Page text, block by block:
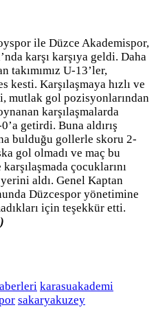
ile Düzce Akademispor,
karşı karşıya geldi. Daha
takımımız U-13’ler,
Karşılaşmaya hızlı ve
mutlak gol pozisyonlarından
karşılaşmalarda
getirdi. Buna aldırış
bulduğu gollerle skoru 2-
gol olmadı ve maç bu
çocuklarını
aldı. Genel Kaptan
Düzcespor yönetimine
için teşekkür etti.
karasuakademi
sakaryakuzey